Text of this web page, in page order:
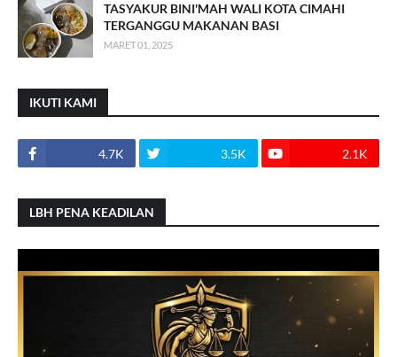
TASYAKUR BINI'MAH WALI KOTA CIMAHI
TERGANGGU MAKANAN BASI
MARET 01, 2025
IKUTI KAMI
4.7K 3.5K 2.1K
LBH PENA KEADILAN